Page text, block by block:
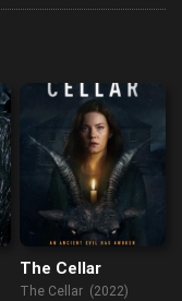
The Cellar
The Cellar (2022)